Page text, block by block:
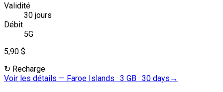
Validité
30 jours
Débit
5G
5,90 $
↻ Recharge
Voir les détails — Faroe Islands · 3 GB · 30 days →